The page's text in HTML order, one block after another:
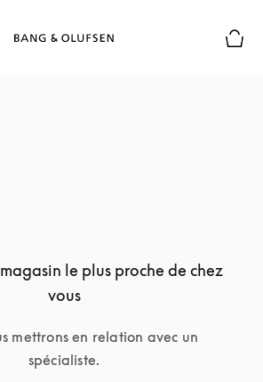
le plus proche de chez
vous
mettrons en relation avec un
spécialiste.